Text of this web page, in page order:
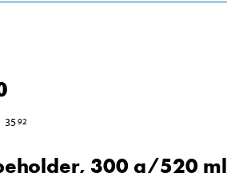
3592
300 g/520 ml